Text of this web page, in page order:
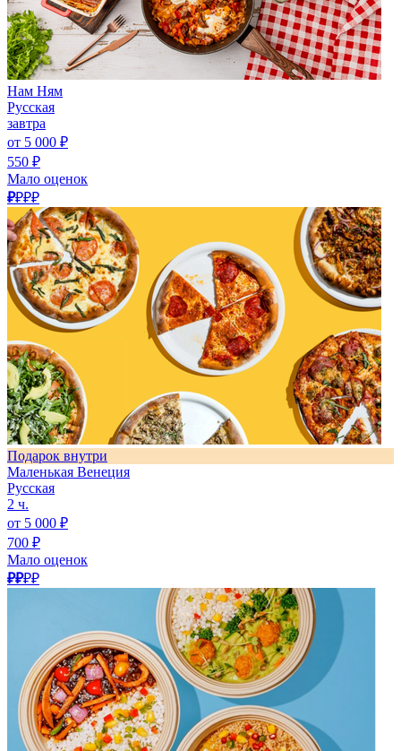
Нам Ням
Русская
завтра
от 5 000 ₽
550 ₽
Мало оценок
₽₽₽₽
Подарок внутри
Маленькая Венеция
Русская
2 ч.
от 5 000 ₽
700 ₽
Мало оценок
₽₽₽₽